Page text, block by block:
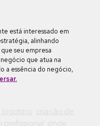
está interessado em
alinhando
seu empresa
que atua na
a essência do negócio,